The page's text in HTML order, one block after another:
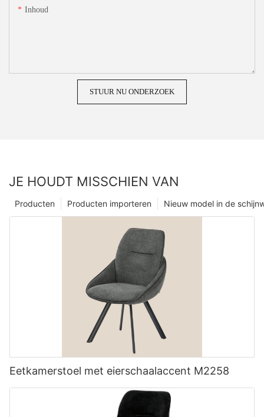
Inhoud
STUUR NU ONDERZOEK
JE HOUDT MISSCHIEN VAN
Nieuw model in de
Producten importeren
Producten
Eetkamerstoel met eierschaalaccent M2258